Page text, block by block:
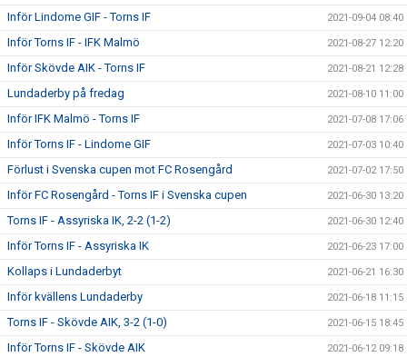
Inför Lindome GIF - Torns IF 2021-09-04 08:40
Inför Torns IF - IFK Malmö 2021-08-27 12:20
Inför Skövde AIK - Torns IF 2021-08-21 12:28
Lundaderby på fredag 2021-08-10 11:00
Inför IFK Malmö - Torns IF 2021-07-08 17:06
Inför Torns IF - Lindome GIF 2021-07-03 10:40
Förlust i Svenska cupen mot FC Rosengård 2021-07-02 17:50
Inför FC Rosengård - Torns IF i Svenska cupen 2021-06-30 13:20
Torns IF - Assyriska IK, 2-2 (1-2) 2021-06-30 12:40
Inför Torns IF - Assyriska IK 2021-06-23 17:00
Kollaps i Lundaderbyt 2021-06-21 16:30
Inför kvällens Lundaderby 2021-06-18 11:15
Torns IF - Skövde AIK, 3-2 (1-0) 2021-06-15 18:45
Inför Torns IF - Skövde AIK 2021-06-12 09:18